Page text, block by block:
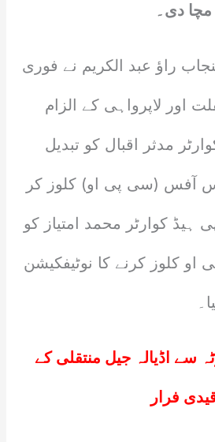
مچا دی۔
راؤ عبد الکریم نے فوری
اور لاپرواہی کے الزام
مدثر اقبال کو تبدیل
آفس (سی پی او) کلوز کر
ہیڈ کوارٹر محمد امتیاز کو
کلوز کرنے کا نوٹیفکیشن
سے اڈیالہ جیل منتقلی کے